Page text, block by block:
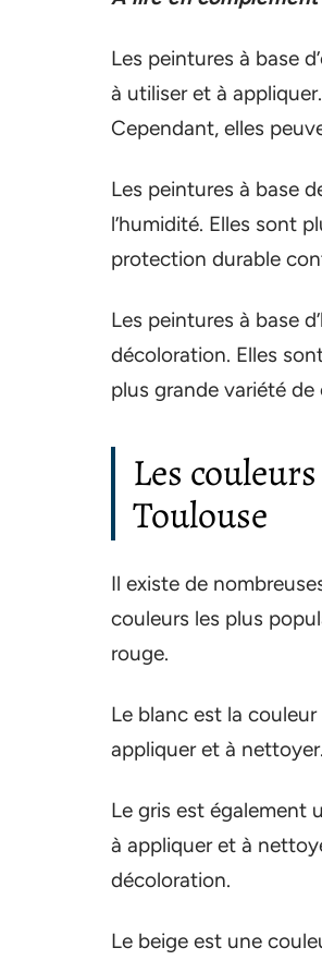
Les peintures à base
à utiliser et à
Cependant, elles
Les peintures à base
l’humidité. Elles sont
protection durable
Les peintures à base
décoloration. Elles
plus grande variété de
Les
Toulouse
Il existe de
couleurs les plus
rouge.
Le blanc est la
appliquer et à
Le gris est également
à appliquer et à
décoloration.
Le beige est une